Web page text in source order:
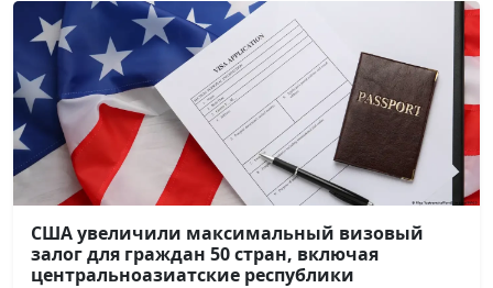
США увеличили максимальный визовый
залог для граждан 50 стран, включая
центральноазиатские республики